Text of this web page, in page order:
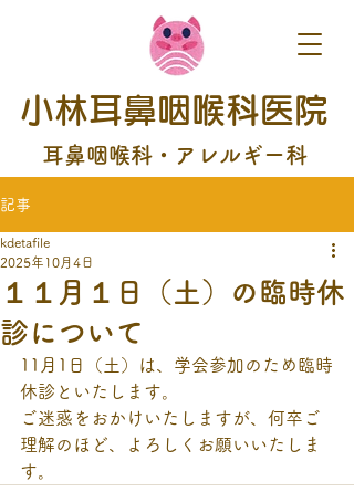
小林耳鼻咽喉科医院
耳鼻咽喉科・アレルギー科
記事
１１月１日（土）の臨時休
診について
kdetafile
2025年10月4日
11月1日（土）は、学会参加のため臨時
休診といたします。
ご迷惑をおかけいたしますが、何卒ご
理解のほど、よろしくお願いいたしま
す。